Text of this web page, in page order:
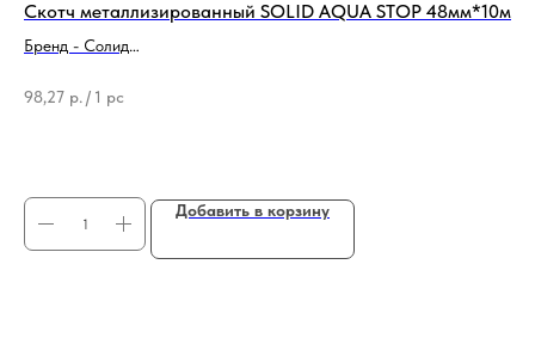
Скотч металлизированный SOLID AQUA STOP 48мм*10м
Бренд - Солид
98,27 р. / 1 pc
Добавить в корзину